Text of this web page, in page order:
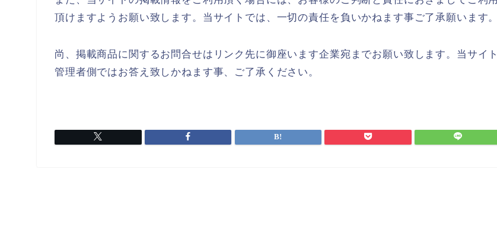
頂けますようお願い致します。当サイトでは、一切の責任を負いかねます事ご了承願います。
尚、掲載商品に関するお問合せはリンク先に御座います企業宛までお願い致します。当サイト
管理者側ではお答え致しかねます事、ご了承ください。